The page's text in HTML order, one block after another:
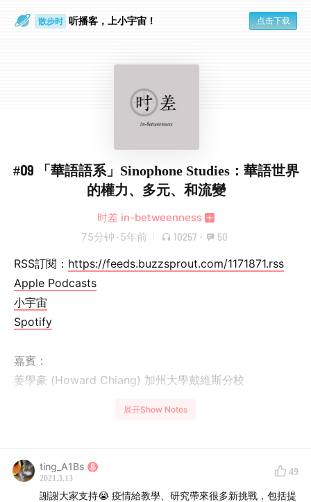
散步时 听播客，上小宇宙！ 点击下载
#09 「華語語系」Sinophone Studies：華語世界
的權力、多元、和流變
时差 in-betweenness
75分钟 · 5年前 10257 · 50
RSS訂閱： https://feeds.buzzsprout.com/1171871.rss
Apple Podcasts
小宇宙
Spotify
嘉賓：
姜學豪 (Howard Chiang) 加州大學戴維斯分校
謝瓊 (Miya Xie Qiong) 達特茅斯學院
主持：
展开Show Notes
ting_A1Bs
2021.3.13
49
謝謝大家支持😭 疫情給教學、研究帶來很多新挑戰，包括提